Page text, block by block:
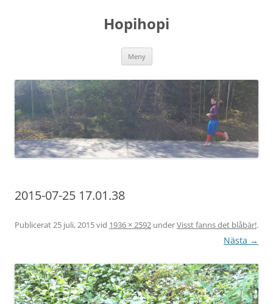
Hopihopi
Meny
2015-07-25 17.01.38
Publicerat 25 juli, 2015vid 1936 × 2592 underVisst fanns det blåbär!.
Nästa →